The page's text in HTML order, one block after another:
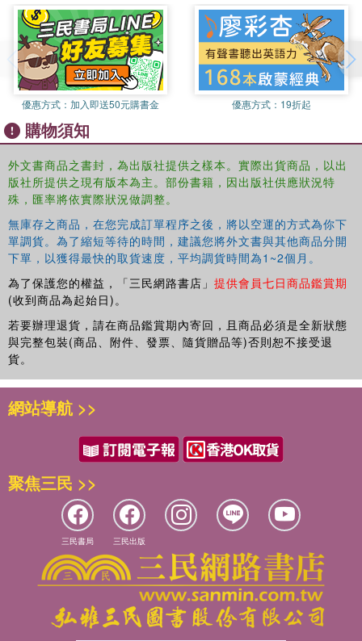
優惠方式： 加入即送50元購書金 優惠方式： 19折起
購物須知
外文書商品之書封，為出版社提供之樣本。實際出貨商品，以出
版社所提供之現有版本為主。部份書籍，因出版社供應狀況特
殊，匯率將依實際狀況做調整。
無庫存之商品，在您完成訂單程序之後，將以空運的方式為你下
單調貨。為了縮短等待的時間，建議您將外文書與其他商品分開
下單，以獲得最快的取貨速度，平均調貨時間為1~2個月。
為了保護您的權益，「三民網路書店」 提供會員七日商品鑑賞期
(收到商品為起始日)。
若要辦理退貨，請在商品鑑賞期內寄回，且商品必須是全新狀態
與完整包裝(商品、附件、發票、隨貨贈品等)否則恕不接受退
貨。
網站導航 >>
聚焦三民 >>
三民書局 三民出版